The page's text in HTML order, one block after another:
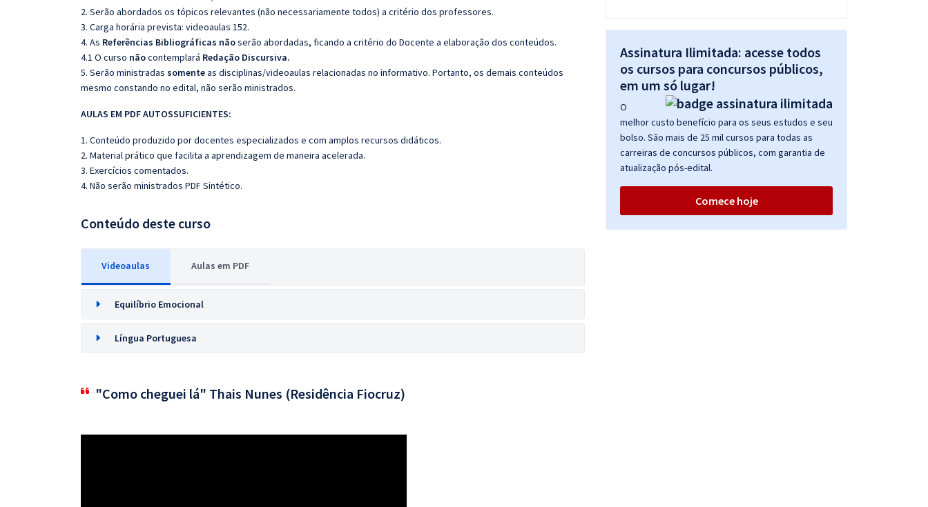
2. Serão abordados os tópicos relevantes (não necessariamente todos) a critério dos professores.
3. Carga horária prevista: videoaulas 152.
4. As Referências Bibliográficas nãoserão abordadas, ficando a critério do Docente a elaboração dos conteúdos.
4.1 O curso nãocontemplará Redação Discursiva.
5. Serão ministradas somenteas disciplinas/videoaulas relacionadas no informativo. Portanto, os demais conteúdos
mesmo constando no edital, não serão ministrados.
AULAS EM PDF AUTOSSUFICIENTES:
1. Conteúdo produzido por docentes especializados e com amplos recursos didáticos.
2. Material prático que facilita a aprendizagem de maneira acelerada.
3. Exercícios comentados.
4. Não serão ministrados PDF Sintético.
Conteúdo deste curso
Videoaulas Aulas em PDF
Equilíbrio Emocional
Língua Portuguesa
"Como cheguei lá" Thais Nunes (Residência Fiocruz)
Assinatura Ilimitada: acesse todos
os cursos para concursos públicos,
em um só lugar!
O
melhor custo benefício para os seus estudos e seu
bolso. São mais de 25 mil cursos para todas as
carreiras de concursos públicos, com garantia de
atualização pós-edital.
Comece hoje